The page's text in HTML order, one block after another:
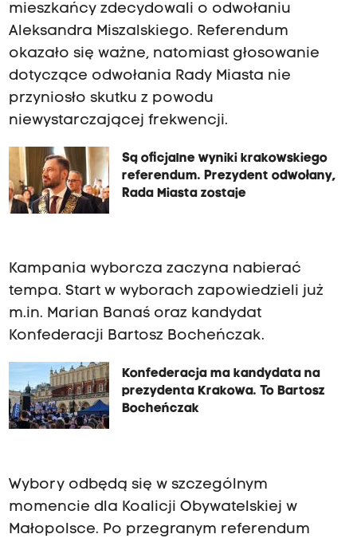
mieszkańcy zdecydowali o odwołaniu
Aleksandra Miszalskiego. Referendum
okazało się ważne, natomiast głosowanie
dotyczące odwołania Rady Miasta nie
przyniosło skutku z powodu
niewystarczającej frekwencji.
Są oficjalne wyniki krakowskiego
referendum. Prezydent odwołany,
Rada Miasta zostaje
Kampania wyborcza zaczyna nabierać
tempa. Start w wyborach zapowiedzieli już
m.in. Marian Banaś oraz kandydat
Konfederacji Bartosz Bocheńczak.
Konfederacja ma kandydata na
prezydenta Krakowa. To Bartosz
Bocheńczak
Wybory odbędą się w szczególnym
momencie dla Koalicji Obywatelskiej w
Małopolsce. Po przegranym referendum